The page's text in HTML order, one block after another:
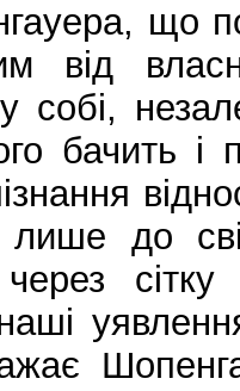
що
від
собі,
бачить і
до
сітку